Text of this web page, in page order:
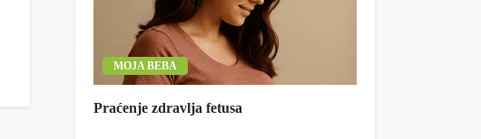
MOJA BEBA
Praćenje zdravlja fetusa